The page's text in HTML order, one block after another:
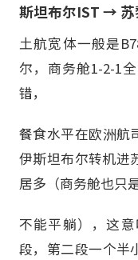
斯坦布尔IST → 苏
土航宽体一般是
尔，商务舱1-2-1
错，
餐食水平在欧洲航
伊斯坦布尔转机进
居多（商务舱也只
不能平躺），这
段，第二段一个